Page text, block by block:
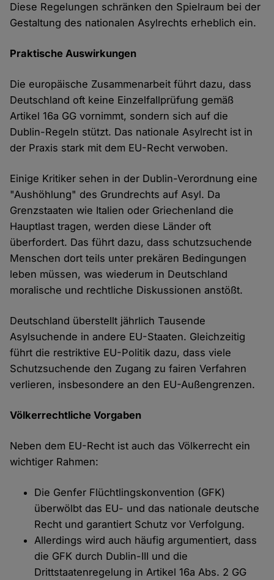
Diese Regelungen schränken den Spielraum bei der
Gestaltung des nationalen Asylrechts erheblich ein.
Praktische Auswirkungen
Die europäische Zusammenarbeit führt dazu, dass
Deutschland oft keine Einzelfallprüfung gemäß
Artikel 16a GG vornimmt, sondern sich auf die
Dublin-Regeln stützt. Das nationale Asylrecht ist in
der Praxis stark mit dem EU-Recht verwoben.
Einige Kritiker sehen in der Dublin-Verordnung eine
"Aushöhlung" des Grundrechts auf Asyl. Da
Grenzstaaten wie Italien oder Griechenland die
Hauptlast tragen, werden diese Länder oft
überfordert. Das führt dazu, dass schutzsuchende
Menschen dort teils unter prekären Bedingungen
leben müssen, was wiederum in Deutschland
moralische und rechtliche Diskussionen anstößt.
Deutschland überstellt jährlich Tausende
Asylsuchende in andere EU-Staaten. Gleichzeitig
führt die restriktive EU-Politik dazu, dass viele
Schutzsuchende den Zugang zu fairen Verfahren
verlieren, insbesondere an den EU-Außengrenzen.
Völkerrechtliche Vorgaben
Neben dem EU-Recht ist auch das Völkerrecht ein
wichtiger Rahmen:
Die Genfer Flüchtlingskonvention (GFK)
überwölbt das EU- und das nationale deutsche
Recht und garantiert Schutz vor Verfolgung.
Allerdings wird auch häufig argumentiert, dass
die GFK durch Dublin-III und die
Drittstaatenregelung in Artikel 16a Abs. 2 GG